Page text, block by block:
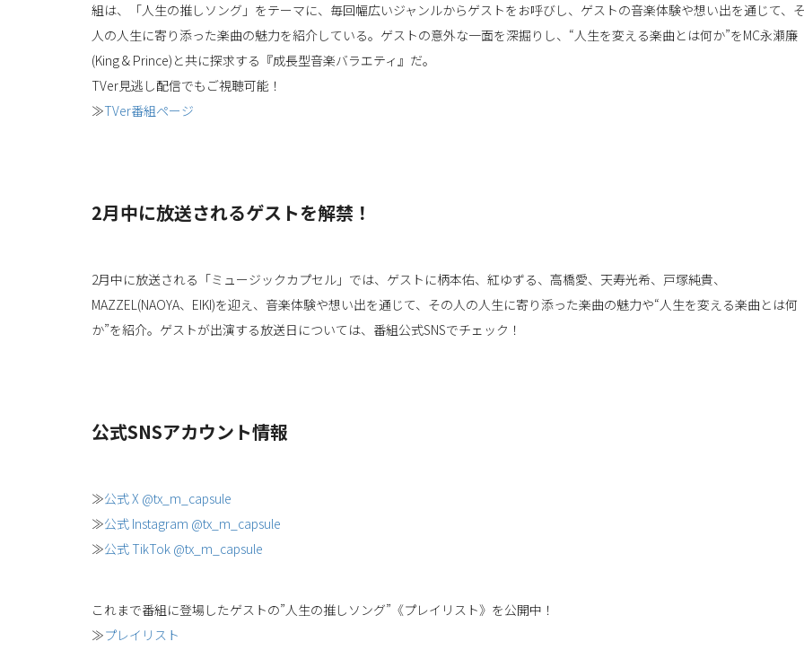
組は、「人生の推しソング」をテーマに、毎回幅広いジャンルからゲストをお呼びし、ゲストの音楽体験や想い出を通じて、
人の人生に寄り添った楽曲の魅力を紹介している。ゲストの意外な一面を深掘りし、“人生を変える楽曲とは何か”をMC永瀬廉
(King & Prince)と共に探求する『成長型音楽バラエティ』だ。
TVer見逃し配信でもご視聴可能！
≫TVer番組ページ
2月中に放送されるゲストを解禁！
2月中に放送される「ミュージックカプセル」では、ゲストに柄本佑、紅ゆずる、高橋愛、天寿光希、戸塚純貴、
MAZZEL(NAOYA、EIKI)を迎え、音楽体験や想い出を通じて、その人の人生に寄り添った楽曲の魅力や“人生を変える楽曲とは何
か”を紹介。ゲストが出演する放送日については、番組公式SNSでチェック！
公式SNSアカウント情報
≫公式 X @tx_m_capsule
≫公式 Instagram @tx_m_capsule
≫公式 TikTok @tx_m_capsule
これまで番組に登場したゲストの”人生の推しソング”《プレイリスト》を公開中！
≫プレイリスト